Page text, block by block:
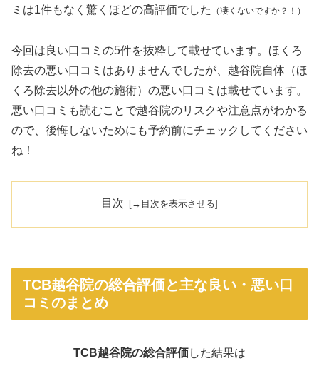
ミは1件もなく驚くほどの高評価でした
（凄くないですか？！）
今回は良い口コミの5件を抜粋して載せています。ほくろ
除去の悪い口コミはありませんでしたが、越谷院自体（ほ
くろ除去以外の他の施術）の悪い口コミは載せています。
悪い口コミも読むことで越谷院のリスクや注意点がわかる
ので、後悔しないためにも予約前にチェックしてください
ね！
目次
TCB越谷院の総合評価と主な良い・悪い口
コミのまとめ
TCB越谷院の総合評価した結果は